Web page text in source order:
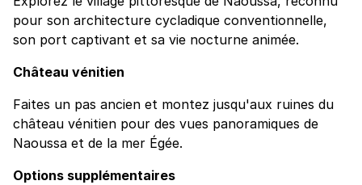
pour son architecture cycladique conventionnelle,
son port captivant et sa vie nocturne animée.
Château vénitien
Faites un pas ancien et montez jusqu'aux ruines du
château vénitien pour des vues panoramiques de
Naoussa et de la mer Égée.
Options supplémentaires